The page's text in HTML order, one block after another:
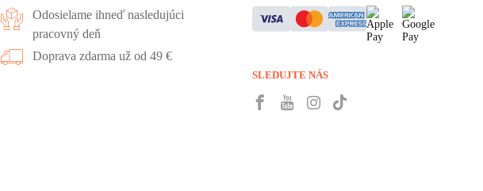
Odosielame ihneď nasledujúci
pracovný deň
Doprava zdarma už od 49 €
SLEDUJTE NÁS